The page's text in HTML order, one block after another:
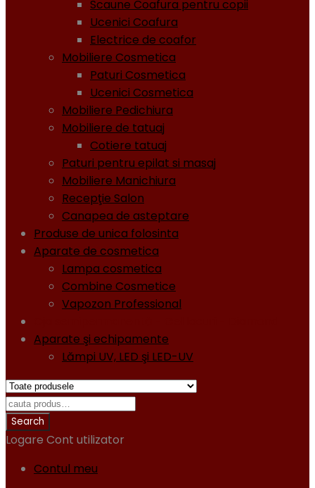
Scaune Coafura pentru copii
Ucenici Coafura
Electrice de coafor
Mobiliere Cosmetica
Paturi Cosmetica
Ucenici Cosmetica
Mobiliere Pedichiura
Mobiliere de tatuaj
Cotiere tatuaj
Paturi pentru epilat si masaj
Mobiliere Manichiura
Recepţie Salon
Canapea de asteptare
Produse de unica folosinta
Aparate de cosmetica
Lampa cosmetica
Combine Cosmetice
Vapozon Professional
Aparate şi echipamente
Lămpi UV, LED şi LED-UV
Logare Cont utilizator
Contul meu